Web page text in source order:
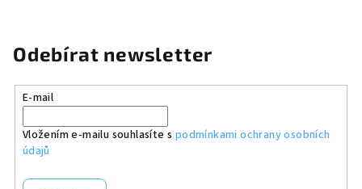
Odebírat newsletter
E-mail
Vložením e-mailu souhlasíte s podmínkami ochrany osobních
údajů